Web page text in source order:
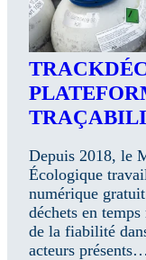
Depuis 2018, le
Écologique
numérique
déchets en
de la fiabilité
acteurs